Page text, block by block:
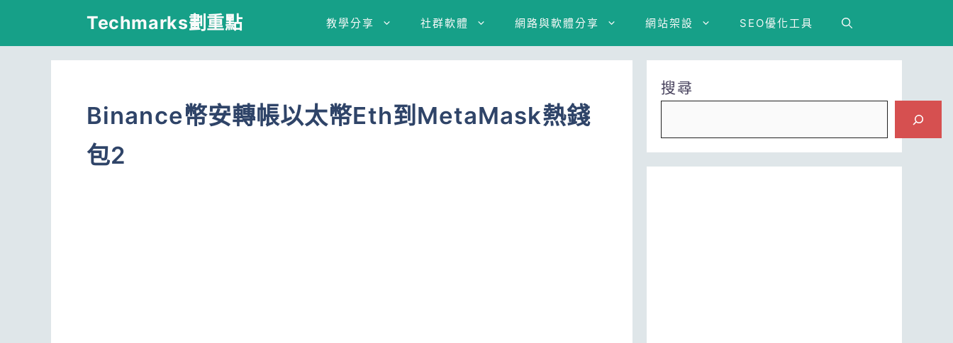
Techmarks劃重點 教學分享 社群軟體 網路與軟體分享 網站架設 SEO優化工具
Binance幣安轉帳以太幣Eth到MetaMask熱錢
包2
搜尋